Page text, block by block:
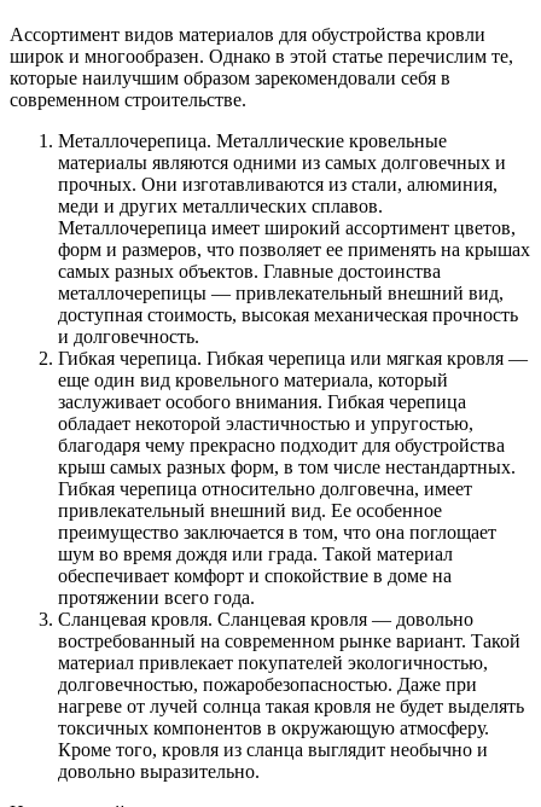
Ассортимент видов материалов для обустройства кровли
широк и многообразен. Однако в этой статье перечислим те,
которые наилучшим образом зарекомендовали себя в
современном строительстве.
Металлочерепица. Металлические кровельные
материалы являются одними из самых долговечных и
прочных. Они изготавливаются из стали, алюминия,
меди и других металлических сплавов.
Металлочерепица имеет широкий ассортимент цветов,
форм и размеров, что позволяет ее применять на крышах
самых разных объектов. Главные достоинства
металлочерепицы — привлекательный внешний вид,
доступная стоимость, высокая механическая прочность
и долговечность.
Гибкая черепица. Гибкая черепица или мягкая кровля —
еще один вид кровельного материала, который
заслуживает особого внимания. Гибкая черепица
обладает некоторой эластичностью и упругостью,
благодаря чему прекрасно подходит для обустройства
крыш самых разных форм, в том числе нестандартных.
Гибкая черепица относительно долговечна, имеет
привлекательный внешний вид. Ее особенное
преимущество заключается в том, что она поглощает
шум во время дождя или града. Такой материал
обеспечивает комфорт и спокойствие в доме на
протяжении всего года.
Сланцевая кровля. Сланцевая кровля — довольно
востребованный на современном рынке вариант. Такой
материал привлекает покупателей экологичностью,
долговечностью, пожаробезопасностью. Даже при
нагреве от лучей солнца такая кровля не будет выделять
токсичных компонентов в окружающую атмосферу.
Кроме того, кровля из сланца выглядит необычно и
довольно выразительно.